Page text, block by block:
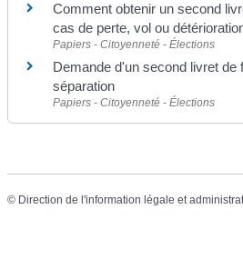
Comment obtenir un second
cas de perte, vol ou
Papiers - Citoyenneté - Élections
Demande d'un second livret de
séparation
Papiers - Citoyenneté - Élections
© Direction de l'information légale et